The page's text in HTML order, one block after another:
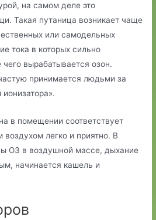
на самом деле это
Такая путаница возникает чаще
или самодельных
тока в которых сильно
вырабатывается озон.
принимается людьми за
в помещении соответствует
легко и приятно. В
О3 в воздушной массе, дыхание
начинается кашель и